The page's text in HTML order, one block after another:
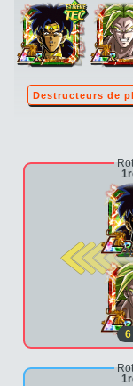
Destructeurs de
6